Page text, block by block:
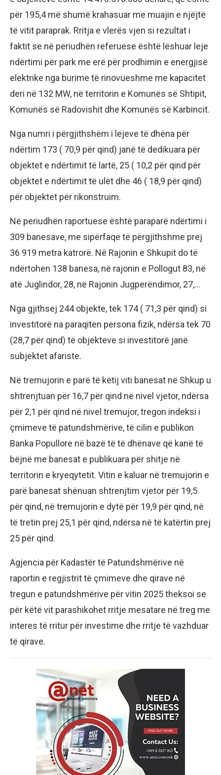
për 195,4 më shumë krahasuar me muajin e njëjtë
të vitit paraprak. Rritja e vlerës vjen si rezultat i
faktit se në periudhën referuese është lëshuar leje
ndërtimi për park me erë për prodhimin e energjisë
elektrike nga burime të rinovueshme me kapacitet
deri në 132 MW, në territorin e Komunës së Shtipit,
Komunës së Radovishit dhe Komunës së Karbincit.
Nga numri i përgjithshëm i lejeve të dhëna për
ndërtim 173 ( 70,9 për qind) janë të dedikuara për
objektet e ndërtimit të lartë, 25 ( 10,2 për qind për
objektet e ndërtimit të ulët dhe 46 ( 18,9 për qind)
për objektet për rikonstruim.
Në periudhën raportuese është paraparë ndërtimi i
309 banesave, me sipërfaqe të përgjithshme prej
36 919 metra katrorë. Në Rajonin e Shkupit do të
ndërtohen 138 banesa, në rajonin e Pollogut 83, në
atë Juglindor, 28, në Rajonin Jugperëndimor, 27,…
Nga gjithsej 244 objekte, tek 174 ( 71,3 për qind) si
investitorë na paraqiten persona fizik, ndërsa tek 70
(28,7 për qind) të objekteve si investitorë janë
subjektet afariste.
Në tremujorin e parë të këtij viti banesat në Shkup u
shtrenjtuan për 16,7 për qind në nivel vjetor, ndërsa
për 2,1 për qind në nivel tremujor, tregon indeksi i
çmimeve të patundshmërive, të cilin e publikon
Banka Popullore në bazë të të dhënave që kanë të
bëjnë me banesat e publikuara për shitje në
territorin e kryeqytetit. Vitin e kaluar në tremujorin e
parë banesat shënuan shtrenjtim vjetor për 19,5
për qind, në tremujorin e dytë për 19,9 për qind, në
të tretin prej 25,1 për qind, ndërsa në të katërtin prej
25 për qind.
Agjencia për Kadastër të Patundshmërive në
raportin e regjistrit të çmimeve dhe qirave në
tregun e patundshmërive për vitin 2025 theksoi se
për këtë vit parashikohet rritje mesatare në treg me
interes të rritur për investime dhe rritje të vazhduar
të qirave.